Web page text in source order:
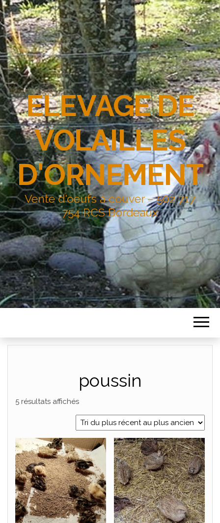
ELEVAGE DE
VOLAILLES
D'ORNEMENT
Vente d'oeufs à couver – 502 717
754 RCS Bordeaux
poussin
5 résultats affichésTrié du plus récent au plus ancien